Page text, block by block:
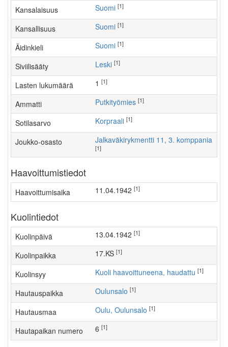
Kansalaisuus Suomi [1]
Kansallisuus Suomi [1]
Äidinkieli Suomi [1]
Siviilisääty Leski [1]
Lasten lukumäärä [1]
Ammatti putkityömies [1]
Sotilasarvo Korpraali [1]
Joukko-osasto Jalkaväkirykmentti 11, 3. komppania
[1]
Haavoittumistiedot
Haavoittumisaika 11.04.1942 [1]
Kuolintiedot
Kuolinpäivä 13.04.1942 [1]
Kuolinpaikka 17.KS [1]
Kuolinsyy Kuoli haavoittuneena, haudattu [1]
Hautauspaikka Oulunsalo [1]
Hautausmaa Oulu, Oulunsalo [1]
Hautapaikan numero [1]